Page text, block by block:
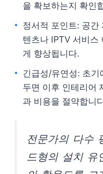
을 확보하는지 확인
정서적 포인트: 공간
텐츠나 IPTV 서비스
게 향상됩니다.
긴급성/유연성: 초
두면 이후 인테리어
과 비용을 절약합니
전문가의 다수
드형의 설치 유